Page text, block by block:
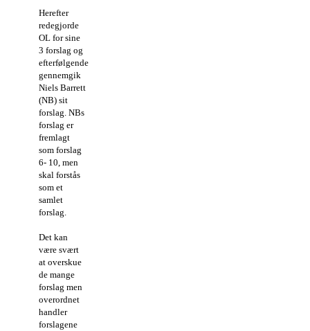
Herefter
redegjorde
OL for sine
3 forslag og
efterfølgende
gennemgik
Niels Barrett
(NB) sit
forslag. NBs
forslag er
fremlagt
som forslag
6- 10, men
skal forstås
som et
samlet
forslag.
Det kan
være svært
at overskue
de mange
forslag men
overordnet
handler
forslagene